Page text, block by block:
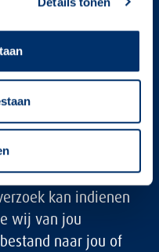
of verwijderen
in te
toestemming
in te trekken of
verwerking van jouw
en heb je het
Dat
kan indienen
wij van jou
naar jou of